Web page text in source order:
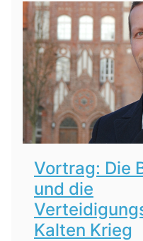
Vortrag: Die
und die
Kalten Krieg